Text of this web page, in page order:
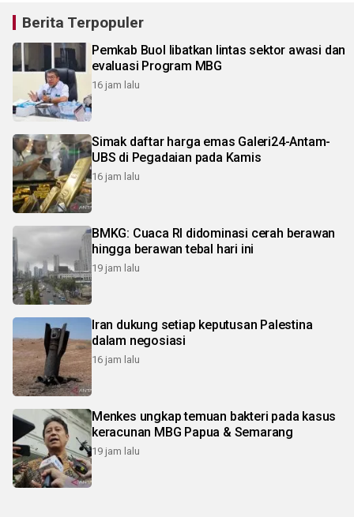
Berita Terpopuler
Pemkab Buol libatkan lintas sektor awasi dan
evaluasi Program MBG
16 jam lalu
Simak daftar harga emas Galeri24-Antam-
UBS di Pegadaian pada Kamis
16 jam lalu
BMKG: Cuaca RI didominasi cerah berawan
hingga berawan tebal hari ini
19 jam lalu
Iran dukung setiap keputusan Palestina
dalam negosiasi
16 jam lalu
Menkes ungkap temuan bakteri pada kasus
keracunan MBG Papua & Semarang
19 jam lalu